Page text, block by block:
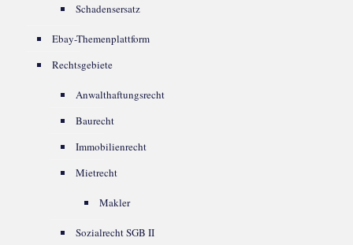
Schadensersatz
Ebay-Themenplattform
Rechtsgebiete
Anwalthaftungsrecht
Baurecht
Immobilienrecht
Mietrecht
Makler
Sozialrecht SGB II